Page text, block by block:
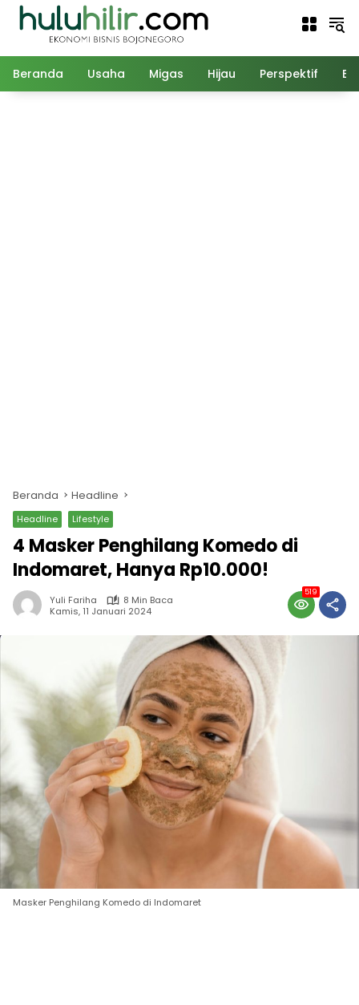
Langsung
Beranda Usaha Migas Hijau Perspektif
Beranda Headline
Headline Lifestyle
4 Masker Penghilang Komedo di
Indomaret, Hanya Rp10.000!
Yuli Fariha
8 Min Baca
Kamis, 11 Januari 2024
519
Masker Penghilang Komedo di Indomaret